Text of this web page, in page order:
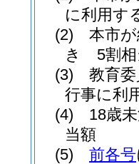
に利用
(2)
本市
き 5割相
(3)
教育
行事に利
(4)
18歳
当額
(5)
前各号